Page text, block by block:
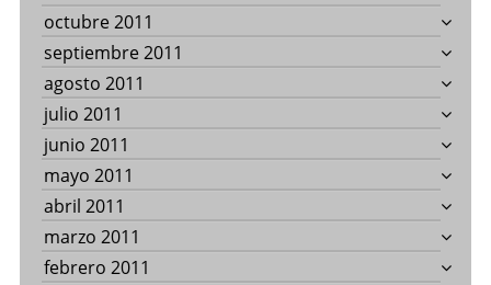
octubre 2011
septiembre 2011
agosto 2011
julio 2011
junio 2011
mayo 2011
abril 2011
marzo 2011
febrero 2011